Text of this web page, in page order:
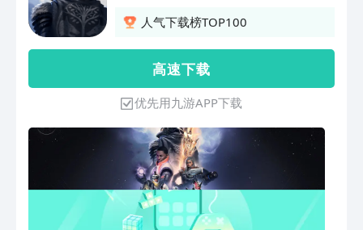
人气下载榜TOP100
高 速 下 载
优先用九游APP下载